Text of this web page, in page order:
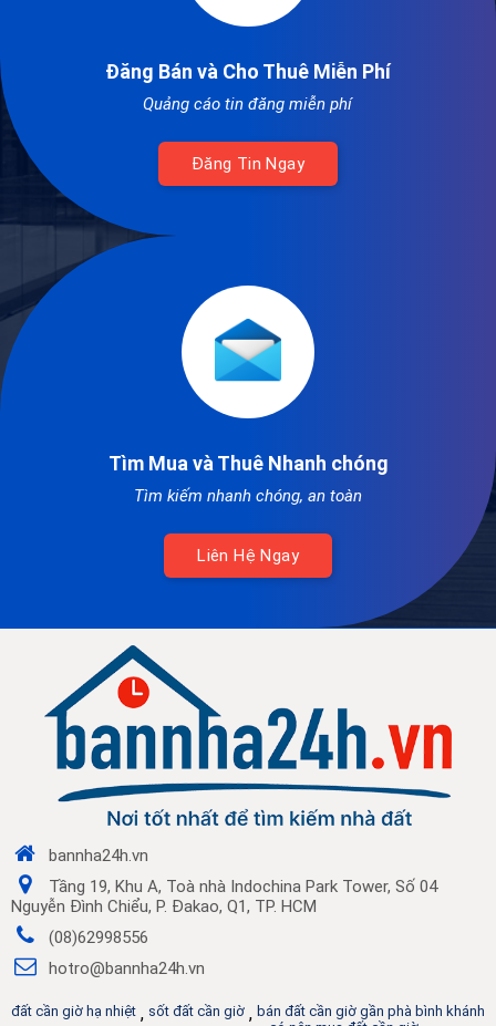
Đăng Bán và Cho Thuê Miễn Phí
Quảng cáo tin đăng miễn phí
Đăng Tin Ngay
Tìm Mua và Thuê Nhanh chóng
Tìm kiếm nhanh chóng, an toàn
Liên Hệ Ngay
bannha24h.vn
Tầng 19, Khu A, Toà nhà Indochina Park Tower, Số 04
Nguyễn Đình Chiểu, P. Đakao, Q1, TP. HCM
(08)62998556
hotro@bannha24h.vn
đất cần giờ hạ nhiệt , sốt đất cần giờ , bán đất cần giờ gần phà bình khánh